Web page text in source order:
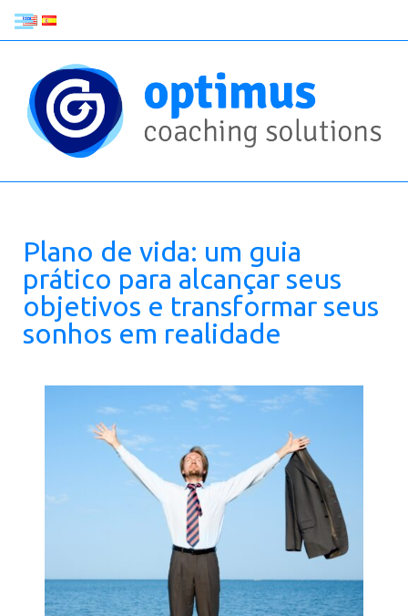
Plano de vida: um guia
prático para alcançar seus
objetivos e transformar seus
sonhos em realidade